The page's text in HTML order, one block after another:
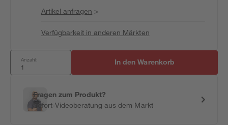
Artikel anfragen >
Verfügbarkeit in anderen Märkten
Anzahl: In den Warenkorb
Fragen zum Produkt?
Sofort-Videoberatung aus dem Markt